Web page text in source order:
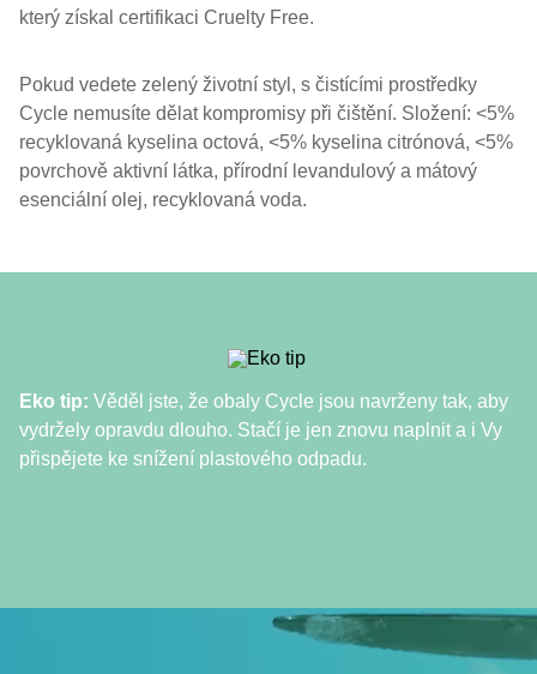
který získal certifikaci Cruelty Free.
Pokud vedete zelený životní styl, s čistícími prostředky
Cycle nemusíte dělat kompromisy při čištění. Složení: <5%
recyklovaná kyselina octová, <5% kyselina citrónová, <5%
povrchově aktivní látka, přírodní levandulový a mátový
esenciální olej, recyklovaná voda.
Eko tip: Věděl jste, že obaly Cycle jsou navrženy tak, aby
vydržely opravdu dlouho. Stačí je jen znovu naplnit a i Vy
přispějete ke snížení plastového odpadu.